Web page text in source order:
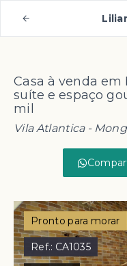
Casa à venda em
suíte e espaço
mil
Vila Atlantica -
Pronto para morar
Ref.: CA1035